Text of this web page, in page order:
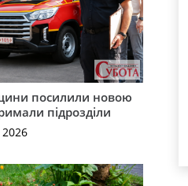
посилили новою
підрозділи